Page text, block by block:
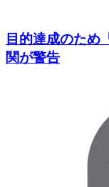
目的達成のた
関が警告